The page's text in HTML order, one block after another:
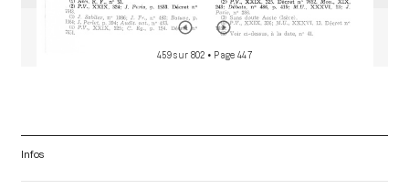
459 sur 802 • Page 447
Infos